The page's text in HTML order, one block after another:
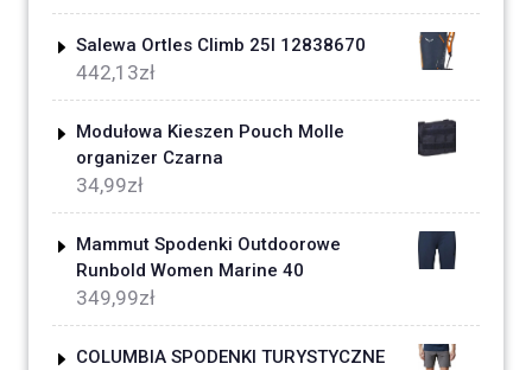
Salewa Ortles Climb 25l 12838670
442,13zł
Modułowa Kieszen Pouch Molle
organizer Czarna
34,99zł
Mammut Spodenki Outdoorowe
Runbold Women Marine 40
349,99zł
COLUMBIA SPODENKI TURYSTYCZNE